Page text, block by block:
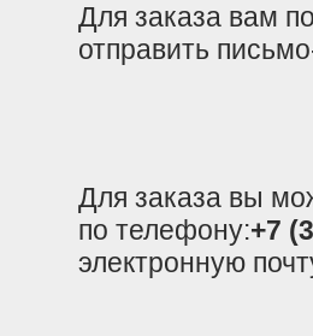
Для заказа вам
отправить
Для заказа вы
по телефону:+7
электронную